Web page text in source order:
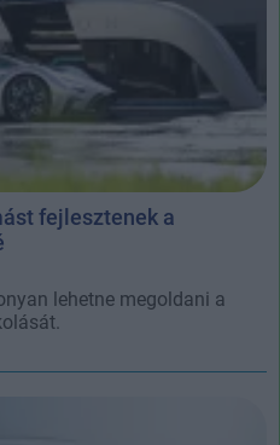
fejlesztenek a
lehetne megoldani a